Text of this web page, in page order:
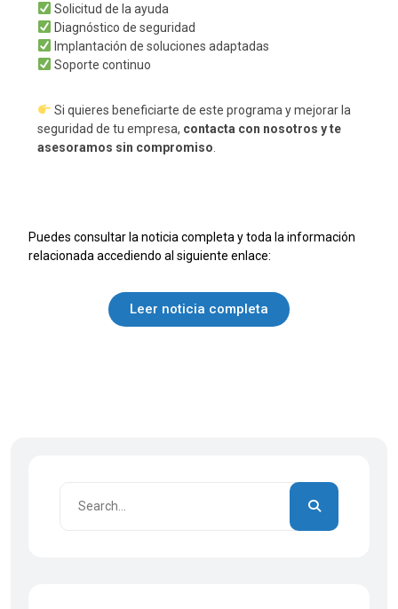
Solicitud de la ayuda
Diagnóstico de seguridad
Implantación de soluciones adaptadas
Soporte continuo
Si quieres beneficiarte de este programa y mejorar la
seguridad de tu empresa, contacta con nosotros y te
asesoramos sin compromiso
Puedes consultar la noticia completa y toda la información
relacionada accediendo al siguiente enlace:
Leer noticia completa